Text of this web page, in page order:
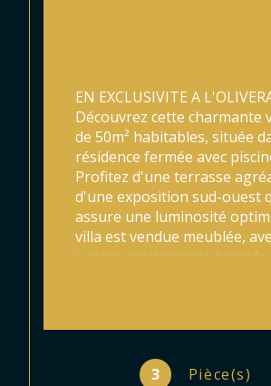
3
Pièce(s)
EN EXCLUSIVITE A
Découvrez cette charmante
de 50m² habitables, située
résidence fermée avec
Profitez d'une terrasse
d'une exposition sud-ouest
assure une luminosité
villa est vendue meublée,
cuisine entièrement
confortables avec
l'étage. Vous bénéficierez
d'une place de stationnement